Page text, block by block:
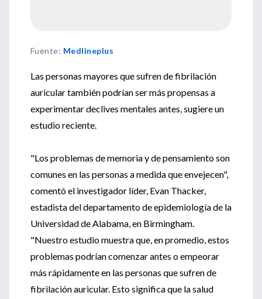
Fuente: Medlineplus
Las personas mayores que sufren de fibrilación
auricular también podrían ser más propensas a
experimentar declives mentales antes, sugiere un
estudio reciente.
"Los problemas de memoria y de pensamiento son
comunes en las personas a medida que envejecen",
comentó el investigador líder, Evan Thacker,
estadista del departamento de epidemiología de la
Universidad de Alabama, en Birmingham.
"Nuestro estudio muestra que, en promedio, estos
problemas podrían comenzar antes o empeorar
más rápidamente en las personas que sufren de
fibrilación auricular. Esto significa que la salud